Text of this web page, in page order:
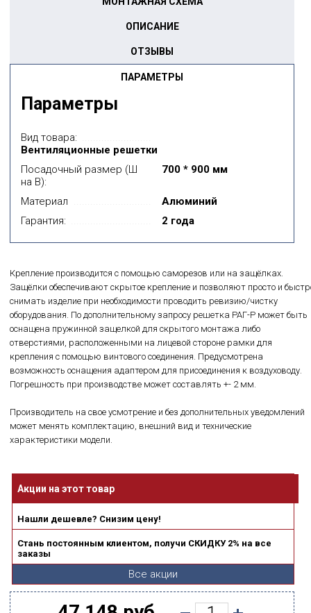
ПАРАМЕТРЫ
ОПИСАНИЕ
ОТЗЫВЫ
Параметры
Вид товара:
Вентиляционные решетки
Посадочный размер (Ш
на В):
700 * 900 мм
Материал
Алюминий
Гарантия:
2 года
Крепление производится с помощью саморезов или на защёлках.
Защёлки обеспечивают скрытое крепление и позволяют просто и
снимать изделие при необходимости проводить ревизию/чистку
оборудования. По дополнительному запросу решетка РАГ-Р может быть
оснащена пружинной защелкой для скрытого монтажа либо
отверстиями, расположенными на лицевой стороне рамки для
крепления с помощью винтового соединения. Предусмотрена
возможность оснащения адаптером для присоединения к воздуховоду.
Погрешность при производстве может составлять +- 2 мм.
Производитель на свое усмотрение и без дополнительных уведомлений
может менять комплектацию, внешний вид и технические
характеристики модели.
Акции на этот товар
Нашли дешевле? Снизим цену!
Стань постоянным клиентом, получи СКИДКУ 2% на все
заказы
Все акции